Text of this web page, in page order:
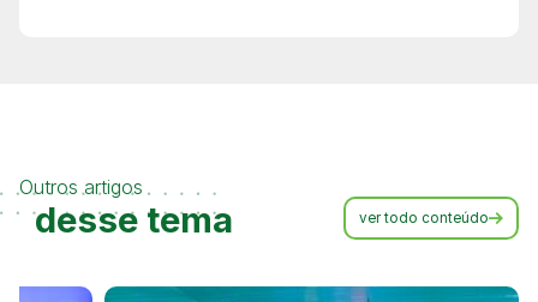
Outros artigos
desse tema ver todo conteúdo